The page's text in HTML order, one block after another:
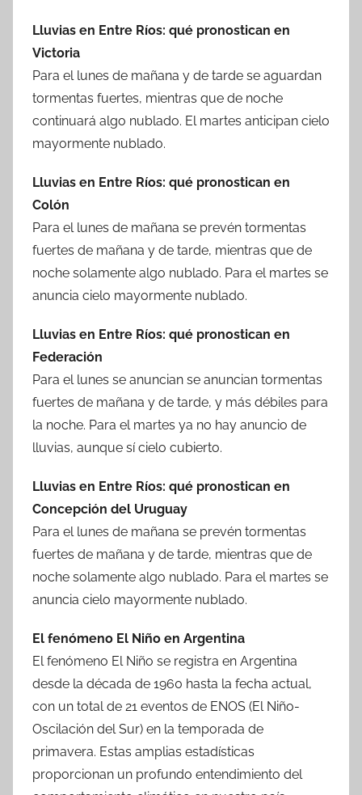
Lluvias en Entre Ríos: qué pronostican en
Victoria
Para el lunes de mañana y de tarde se aguardan
tormentas fuertes, mientras que de noche
continuará algo nublado. El martes anticipan cielo
mayormente nublado.
Lluvias en Entre Ríos: qué pronostican en
Colón
Para el lunes de mañana se prevén tormentas
fuertes de mañana y de tarde, mientras que de
noche solamente algo nublado. Para el martes se
anuncia cielo mayormente nublado.
Lluvias en Entre Ríos: qué pronostican en
Federación
Para el lunes se anuncian se anuncian tormentas
fuertes de mañana y de tarde, y más débiles para
la noche. Para el martes ya no hay anuncio de
lluvias, aunque sí cielo cubierto.
Lluvias en Entre Ríos: qué pronostican en
Concepción del Uruguay
Para el lunes de mañana se prevén tormentas
fuertes de mañana y de tarde, mientras que de
noche solamente algo nublado. Para el martes se
anuncia cielo mayormente nublado.
El fenómeno El Niño en Argentina
El fenómeno El Niño se registra en Argentina
desde la década de 1960 hasta la fecha actual,
con un total de 21 eventos de ENOS (El Niño-
Oscilación del Sur) en la temporada de
primavera. Estas amplias estadísticas
proporcionan un profundo entendimiento del